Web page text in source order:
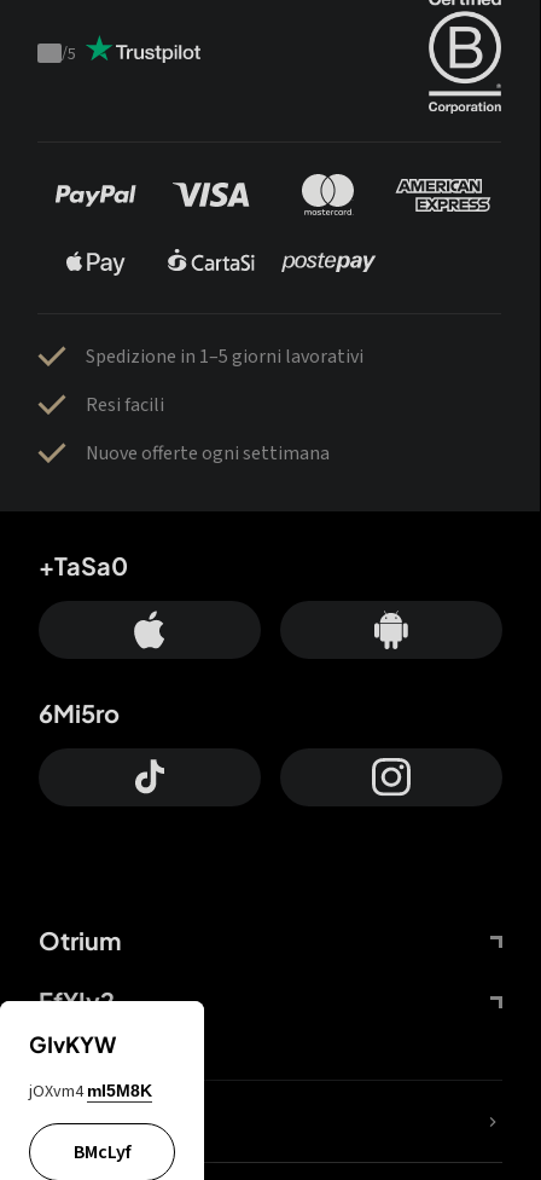
Trustpilot
/5
Spedizione in 1–5 giorni lavorativi
Resi facili
Nuove offerte ogni settimana
Otrium
FfYIy2
+TaSa0
6Mi5ro
Lj7sBL
GIvKYW
jOXvm4 mI5M8K
BMcLyf